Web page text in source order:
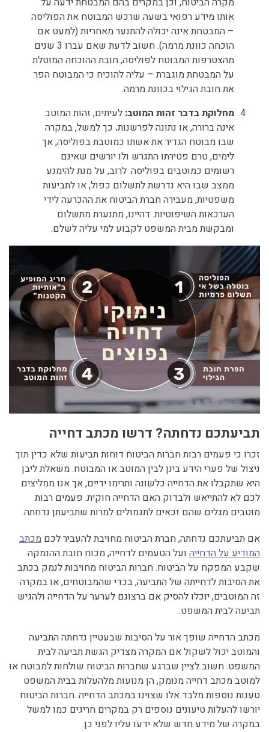
אותו מידע רפואי בשעה שרכש המבוטח את הפוליסה
– המבטחת אינה יכולה להתנער מאחריות (למעט אם
הוכחה כוונת מרמה). חשוב לדעת שאם עברו 3 שנים
מהצטרפות המבוטח לפוליסה, חובת ההוכחה המוטלת
על המבטחת מוגברת – עליה להוכיח כי המבוטח הפר
את חובת הגילוי בכוונת מרמה.
מחלוקת בדבר זהות המוטב:לעיתים, זהות המוטב
אינה ברורה, או נתונה לפרשנות. כך למשל, במקרה
שבו מבוטח הגדיר את אשתו כמוטבת בפוליסה, אך
לימים, טרם פטירתו התגרש ולו יורשים שאינם
רשומים כמוטבים בפוליסה. לרוב, על מנת להימנע
ממצב שבו היא נדרשת לתשלום כפול, או לתביעות
משפטיות, מעבירה חברת הביטוח את ההכרעה לידי
הערכאות השיפוטיות. דהיינו, מתנערת מתשלום
ומבקשת מבית המשפט לקבוע למי עליה לשלם.
תביעתכם נדחתה? דרשו מכתב דחייה
זכרו כי פעמים רבות חברות הביטוח דוחות תביעות שלא כדין תוך
ניצול של פערי הידע בינן לבין המוטב או המבוטח. משאלת ליבן
היא שתקבלו את הדחייה כלשונה ותרימו ידיים, אך אנו ממליצים
לכם לא להתייאש ולבדוק האם הדחייה חוקית. פעמים רבות
מוטבים מגלים שהם זכאים לתגמולים למרות שתביעתן נדחתה.
אם תביעתכם נדחתה, חברת הביטוח מחויבת להעביר לכם מכתב
המודיע על הדחייה ועל הטעמים לדחייה, מכוח חובת ההנמקה
שקבע המפקח על הביטוח. חברות הביטוח מחויבות לנמק בכתב
את הסיבות לדחייתה של התביעה, בכדי שהמבוטחים, או במקרה
זה המוטבים, יוכלו להסיק אם ברצונם לערער על הדחייה ולהגיש
תביעה לבית המשפט.
מכתב הדחייה שופך אור על הסיבות שבעטיין נדחתה התביעה
והמוטב יכול לשקול אם המקרה מצדיק הגשת תביעה לבית
המשפט. חשוב לציין שברגע שחברות הביטוח שולחות למבוטח או
למוטב מכתב דחייה מנומק, הן מנועות מלהעלות בבית המשפט
טענות נוספות מלבד אלו שצוינו במכתב הדחייה. חברות הביטוח
יורשו להעלות טיעונים נוספים רק במקרים חריגים כמו למשל
במקרה של מידע חדש שלא ידעו עליו לפני כן.